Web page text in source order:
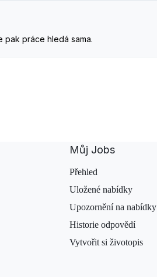
pak práce hledá sama.
Můj Jobs
Přehled
Uložené nabídky
Upozornění na nabídky
Historie odpovědí
Vytvořit si životopis